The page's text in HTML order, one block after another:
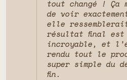
tout changé ! Ça
de voir
elle
résultat final est
incroyable, et
rendu tout le
super simple du
fin.